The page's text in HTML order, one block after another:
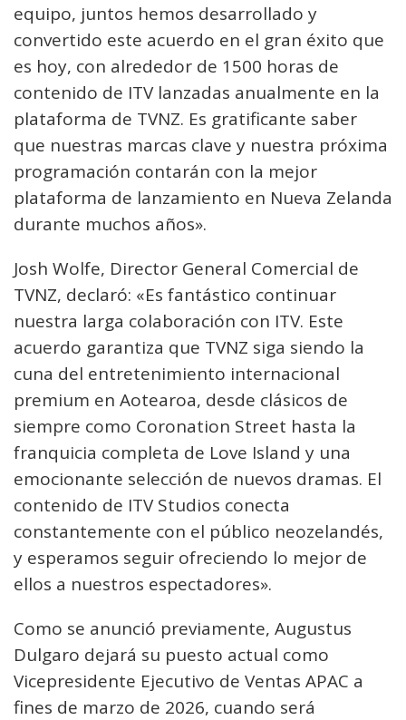
equipo, juntos hemos desarrollado y
convertido este acuerdo en el gran éxito que
es hoy, con alrededor de 1500 horas de
contenido de ITV lanzadas anualmente en la
plataforma de TVNZ. Es gratificante saber
que nuestras marcas clave y nuestra próxima
programación contarán con la mejor
plataforma de lanzamiento en Nueva Zelanda
durante muchos años».
Josh Wolfe, Director General Comercial de
TVNZ, declaró: «Es fantástico continuar
nuestra larga colaboración con ITV. Este
acuerdo garantiza que TVNZ siga siendo la
cuna del entretenimiento internacional
premium en Aotearoa, desde clásicos de
siempre como Coronation Street hasta la
franquicia completa de Love Island y una
emocionante selección de nuevos dramas. El
contenido de ITV Studios conecta
constantemente con el público neozelandés,
y esperamos seguir ofreciendo lo mejor de
ellos a nuestros espectadores».
Como se anunció previamente, Augustus
Dulgaro dejará su puesto actual como
Vicepresidente Ejecutivo de Ventas APAC a
fines de marzo de 2026, cuando será